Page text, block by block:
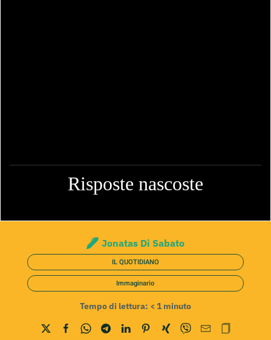
Risposte nascoste
Jonatas Di Sabato
IL QUOTIDIANO
Immaginario
Tempo di lettura: < 1 minuto